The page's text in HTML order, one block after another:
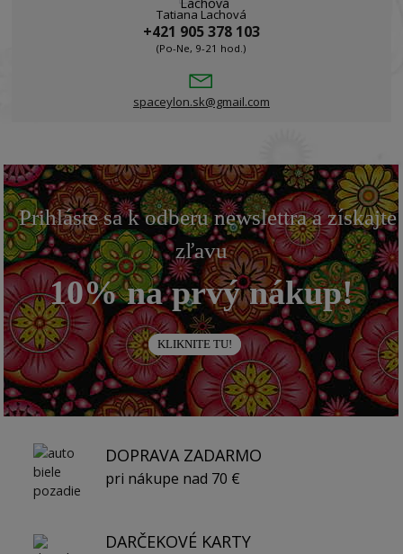
Tatiana Lachová
+421 905 378 103
(Po-Ne, 9-21 hod.)
spaceylon.sk@gmail.com
Prihláste sa k odberu newslettra a získajte
zľavu
10% na prvý nákup!
KLIKNITE TU!
DOPRAVA ZADARMO
pri nákupe nad 70 €
DARČEKOVÉ KARTY